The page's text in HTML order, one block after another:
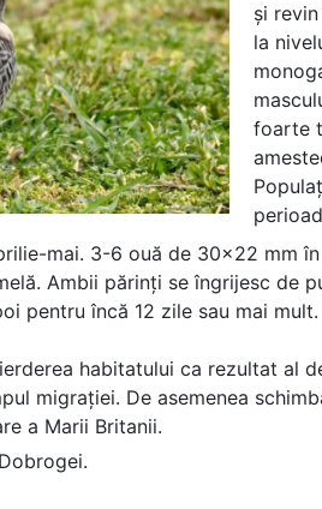
și
la
foarte
mai. 3-6 ouă de 30×22 mm
Ambii părinți se îngrijesc de
pentru încă 12 zile sau mai
habitatului ca rezultat al
migrației. De asemenea
a Marii Britanii.